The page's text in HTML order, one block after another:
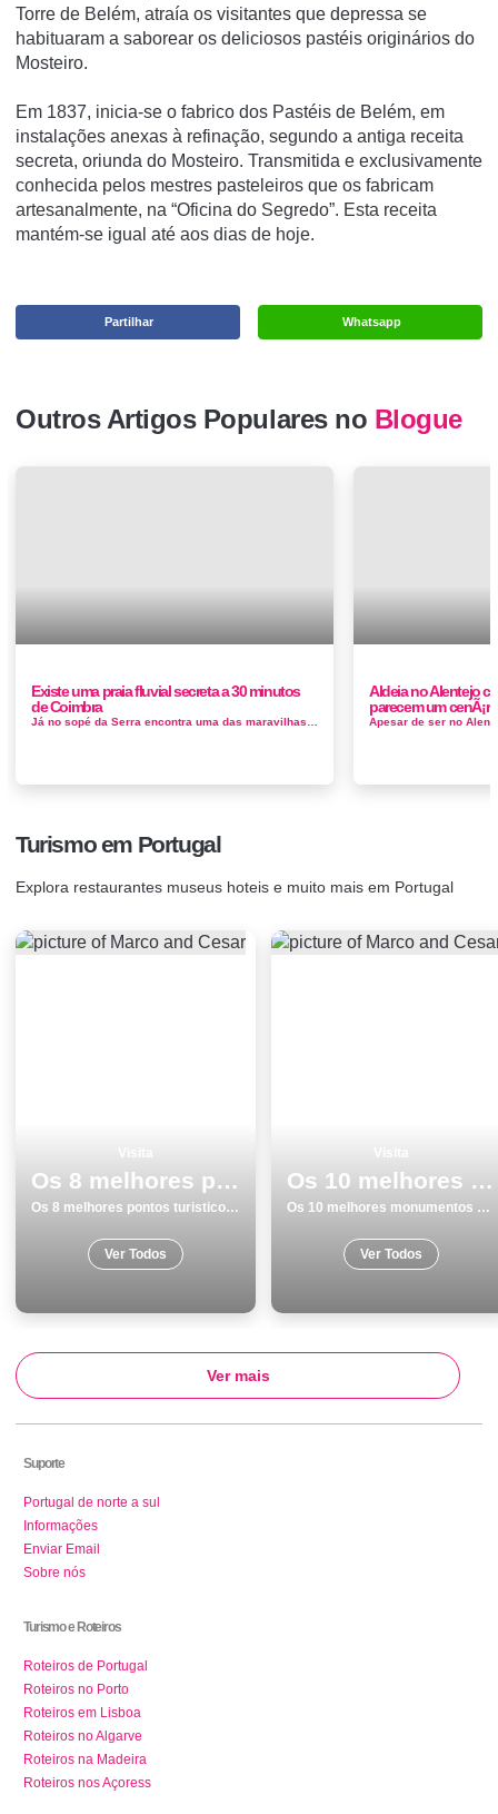
Torre de Belém, atraía os visitantes que depressa se
habituaram a saborear os deliciosos pastéis originários do
Mosteiro.
Em 1837, inicia-se o fabrico dos Pastéis de Belém, em
instalações anexas à refinação, segundo a antiga receita
secreta, oriunda do Mosteiro. Transmitida e exclusivamente
conhecida pelos mestres pasteleiros que os fabricam
artesanalmente, na “Oficina do Segredo”. Esta receita
mantém-se igual até aos dias de hoje.
Whatsapp
Partilhar
Outros Artigos Populares no Blogue
Existe uma praia fluvial secreta a 30 minutos
de Coimbra
Aldeia no Alentejo
parecem um
Turismo em Portugal
Explora restaurantes museus hoteis e muito mais em Portugal
Os 8 melhores pontos turisticos para conhecer e visitar em Portalegre
Os 8 melhores pontos turisticos para conhecer e visitar em Portalegre
Ver Todos
Os 10 melhores monumentos de Viseu para visitar
Os 10 melhores monumentos de Viseu para visitar
Ver Todos
Ver mais
Suporte
Portugal de norte a sul
Informações
Enviar Email
Sobre nós
Turismo e Roteiros
Roteiros de Portugal
Roteiros no Porto
Roteiros em Lisboa
Roteiros no Algarve
Roteiros na Madeira
Roteiros nos Açoress